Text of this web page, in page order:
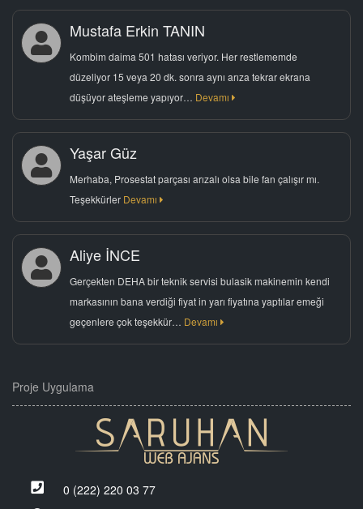
Mustafa Erkin TANIN
Kombim daima 501 hatası veriyor. Her restlememde
düzeliyor 15 veya 20 dk. sonra aynı arıza tekrar ekrana
düşüyor ateşleme yapıyor… Devamı
Yaşar Güz
Merhaba, Prosestat parçası arızalı olsa bile fan çalışır mı.
Teşekkürler Devamı
Aliye İNCE
Gerçekten DEHA bir teknik servisi bulasik makinemin kendi
markasının bana verdiği fiyat in yarı fiyatına yaptılar emeği
geçenlere çok teşekkür… Devamı
Proje Uygulama
0 (222) 220 03 77